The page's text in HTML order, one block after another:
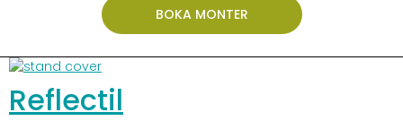
BOKA MONTER
Reflectil